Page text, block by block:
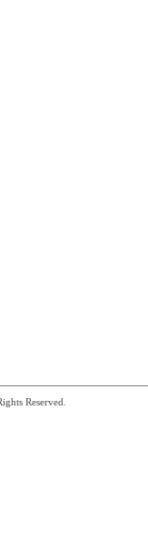
Reserved.